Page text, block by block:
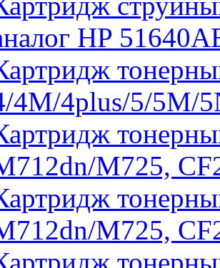
HP
4M/4plus/5/5M/
M725,
M725,